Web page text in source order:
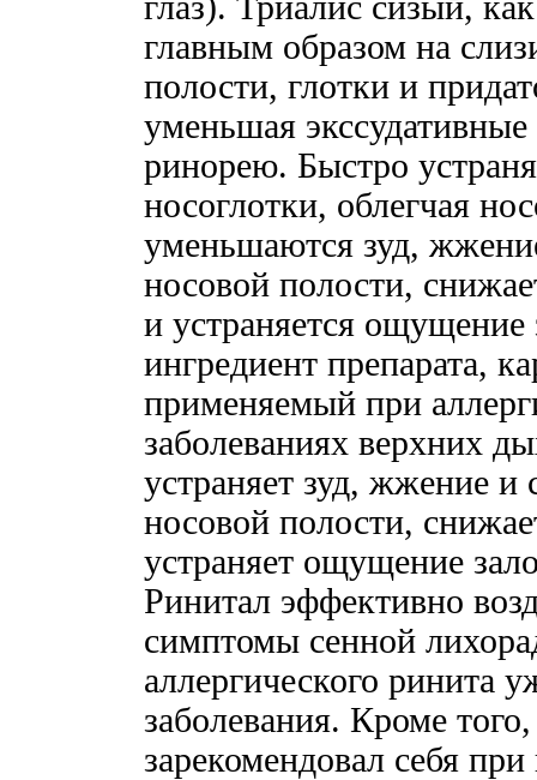
главным образом на
полости, глотки и
уменьшая
ринорею. Быстро
носоглотки, облегчая
уменьшаются зуд,
носовой полости,
и устраняется
ингредиент препарата,
применяемый при
заболеваниях верхних
устраняет зуд, жжение и
носовой полости,
устраняет ощущение
Ринитал эффективно
симптомы сенной
аллергического ринита
заболевания. Кроме
зарекомендовал себя